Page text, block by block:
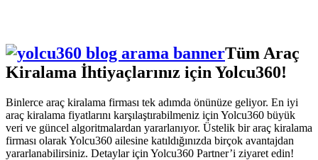
Tüm Araç
Kiralama İhtiyaçlarınız için Yolcu360!
Binlerce araç kiralama firması tek adımda önünüze geliyor. En iyi
araç kiralama fiyatlarını karşılaştırabilmeniz için Yolcu360 büyük
veri ve güncel algoritmalardan yararlanıyor. Üstelik bir araç kiralama
firması olarak Yolcu360 ailesine katıldığınızda birçok avantajdan
yararlanabilirsiniz. Detaylar için Yolcu360 Partner’i ziyaret edin!